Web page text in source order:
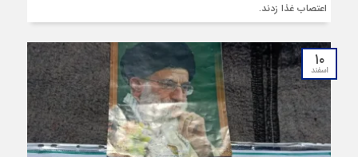
اعتصاب غذا زدند.
۱۰
اسفند